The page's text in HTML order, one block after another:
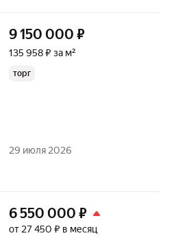
9 150 000 ₽
135 958 ₽ за м²
торг
29 июля 2026
6 550 000 ₽
от 27 450 ₽ в месяц